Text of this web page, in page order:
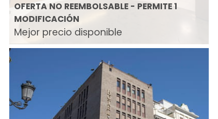
OFERTA NO REEMBOLSABLE - PERMITE 1
MODIFICACIÓN
Mejor precio disponible